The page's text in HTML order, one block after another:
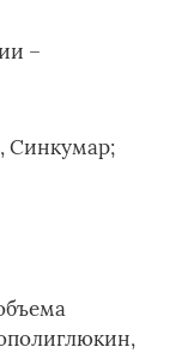
–
Синкумар;